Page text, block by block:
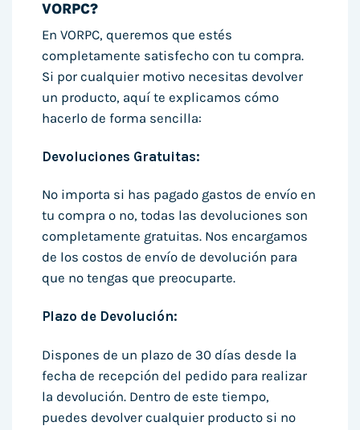
VORPC?
En VORPC, queremos que estés
completamente satisfecho con tu compra.
Si por cualquier motivo necesitas devolver
un producto, aquí te explicamos cómo
hacerlo de forma sencilla:
Devoluciones Gratuitas:
No importa si has pagado gastos de envío en
tu compra o no, todas las devoluciones son
completamente gratuitas. Nos encargamos
de los costos de envío de devolución para
que no tengas que preocuparte.
Plazo de Devolución:
Dispones de un plazo de 30 días desde la
fecha de recepción del pedido para realizar
la devolución. Dentro de este tiempo,
puedes devolver cualquier producto si no